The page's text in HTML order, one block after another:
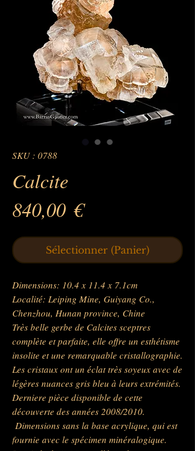
SKU : 0788
Calcite
840,00 €Prix
Sélectionner (Panier)
Dimensions: 10.4 x 11.4 x 7.1cm
Localité: Leiping Mine, Guiyang Co.,
Chenzhou, Hunan province, Chine
Très belle gerbe de Calcites sceptres
complète et parfaite, elle offre un esthétisme
insolite et une remarquable cristallographie.
Les cristaux ont un éclat très soyeux avec de
légères nuances gris bleu à leurs extrémités.
Derniere pièce disponible de cette
découverte des années 2008/2010.
Dimensions sans la base acrylique, qui est
fournie avec le spécimen minéralogique.